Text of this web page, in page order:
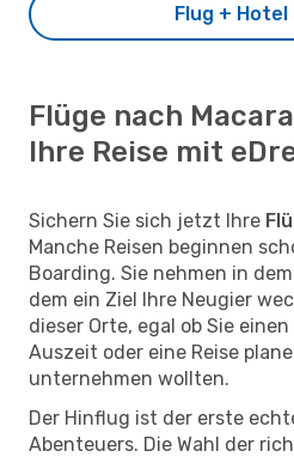
Flug + Hotel
Flüge nach
Ihre Reise mit
Sichern Sie sich jetzt Ihre
Manche Reisen beginnen
Boarding. Sie nehmen in
dem ein Ziel Ihre Neugier
dieser Orte, egal ob Sie
Auszeit oder eine Reise
unternehmen wollten.
Der Hinflug ist der erste
Abenteuers. Die Wahl der